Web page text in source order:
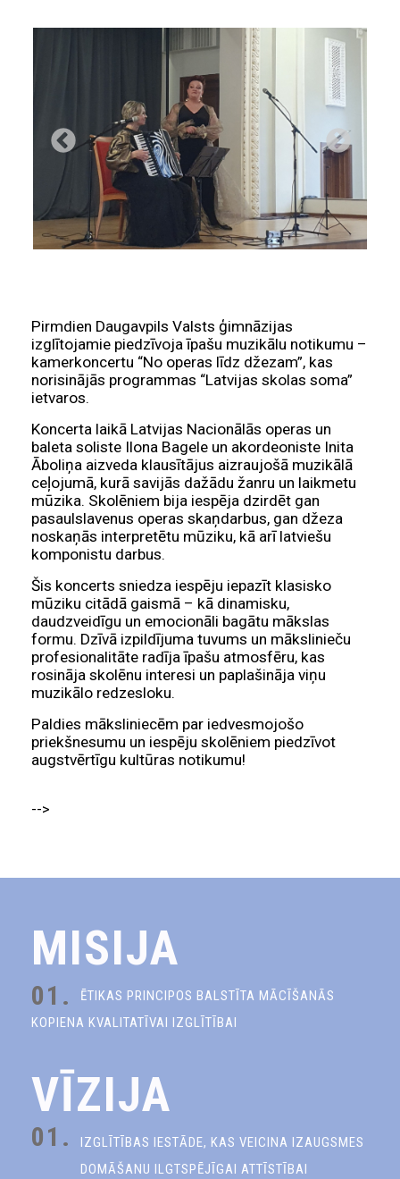
Pirmdien Daugavpils Valsts ģimnāzijas
izglītojamie piedzīvoja īpašu muzikālu notikumu –
kamerkoncertu “No operas līdz džezam”, kas
norisinājās programmas “Latvijas skolas soma”
ietvaros.
Koncerta laikā Latvijas Nacionālās operas un
baleta soliste Ilona Bagele un akordeoniste Inita
Āboliņa aizveda klausītājus aizraujošā muzikālā
ceļojumā, kurā savijās dažādu žanru un laikmetu
mūzika. Skolēniem bija iespēja dzirdēt gan
pasaulslavenus operas skaņdarbus, gan džeza
noskaņās interpretētu mūziku, kā arī latviešu
komponistu darbus.
Šis koncerts sniedza iespēju iepazīt klasisko
mūziku citādā gaismā – kā dinamisku,
daudzveidīgu un emocionāli bagātu mākslas
formu. Dzīvā izpildījuma tuvums un mākslinieču
profesionalitāte radīja īpašu atmosfēru, kas
rosināja skolēnu interesi un paplašināja viņu
muzikālo redzesloku.
Paldies māksliniecēm par iedvesmojošo
priekšnesumu un iespēju skolēniem piedzīvot
augstvērtīgu kultūras notikumu!
-->
MISIJA
01.
ĒTIKAS PRINCIPOS BALSTĪTA MĀCĪŠANĀS
KOPIENA KVALITATĪVAI IZGLĪTĪBAI
VĪZIJA
01.
IZGLĪTĪBAS IESTĀDE, KAS VEICINA IZAUGSMES
DOMĀŠANU ILGTSPĒJĪGAI ATTĪSTĪBAI